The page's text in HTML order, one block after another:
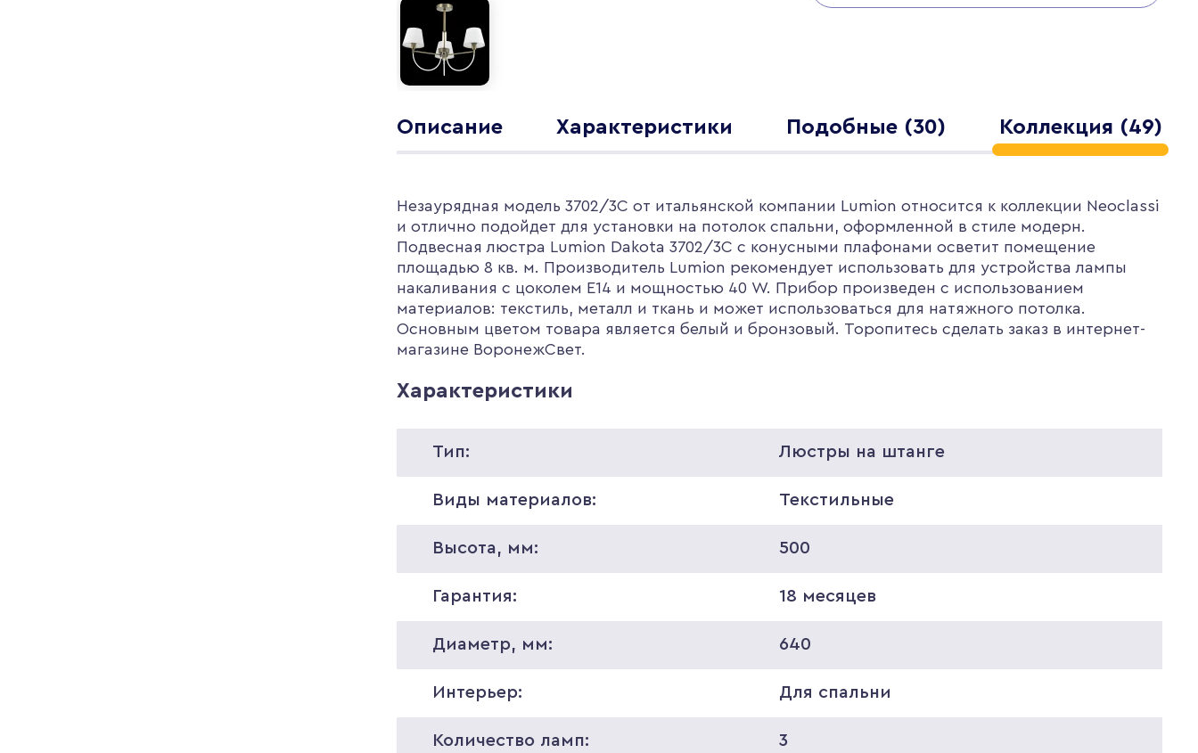
Описание Характеристики Подобные (30) Коллекция (49)
Незаурядная модель 3702/3C от итальянской компании Lumion относится к коллекции Neoclassi
и отлично подойдет для установки на потолок спальни, оформленной в стиле модерн.
Подвесная люстра Lumion Dakota 3702/3C с конусными плафонами осветит помещение
площадью 8 кв. м. Производитель Lumion рекомендует использовать для устройства лампы
накаливания с цоколем E14 и мощностью 40 W. Прибор произведен с использованием
материалов: текстиль, металл и ткань и может использоваться для натяжного потолка.
Основным цветом товара является белый и бронзовый. Торопитесь сделать заказ в интернет-
магазине ВоронежСвет.
Характеристики
Тип: Люстры на штанге
Виды материалов: Текстильные
Высота, мм: 500
Гарантия: 18 месяцев
Диаметр, мм: 640
Интерьер: Для спальни
Количество ламп: 3